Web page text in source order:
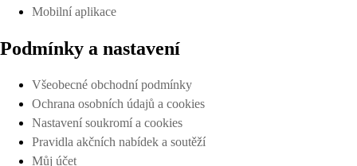
Mobilní aplikace
Podmínky a nastavení
Všeobecné obchodní podmínky
Ochrana osobních údajů a cookies
Nastavení soukromí a cookies
Pravidla akčních nabídek a soutěží
Můj účet